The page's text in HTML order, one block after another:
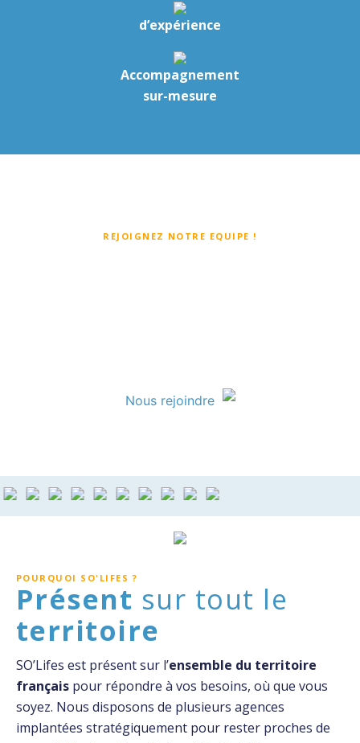
d’expérience
Accompagnement
sur-mesure
REJOIGNEZ NOTRE EQUIPE !
Nous rejoindre
POURQUOI SO'LIFES ?
Présent sur tout le
territoire
SO’Lifes est présent sur l’ensemble du territoire
françaispour répondre à vos besoins, où que vous
soyez. Nous disposons de plusieurs agences
implantées stratégiquement pour rester proches de